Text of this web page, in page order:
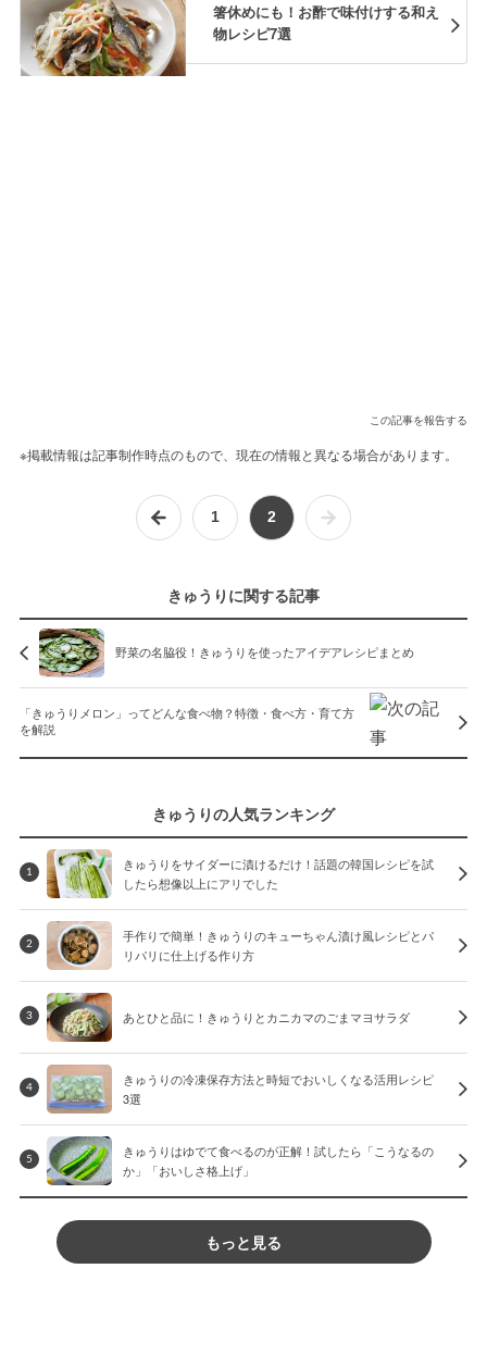
箸休めにも！お酢で味付けする和え
物レシピ7選
この記事を報告する
※掲載情報は記事制作時点のもので、現在の情報と異なる場合があります。
1 2
きゅうりに関する記事
野菜の名脇役！きゅうりを使ったアイデアレシピまとめ
「きゅうりメロン」ってどんな食べ物？特徴・食べ方・育て方
を解説
きゅうりの人気ランキング
1
きゅうりをサイダーに漬けるだけ！話題の韓国レシピを試
したら想像以上にアリでした
2
手作りで簡単！きゅうりのキューちゃん漬け風レシピとパ
リパリに仕上げる作り方
3 あとひと品に！きゅうりとカニカマのごまマヨサラダ
4
きゅうりの冷凍保存方法と時短でおいしくなる活用レシピ
3選
5
きゅうりはゆでて食べるのが正解！試したら「こうなるの
か」「おいしさ格上げ」
もっと見る